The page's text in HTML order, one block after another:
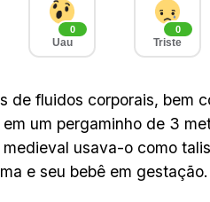
0
Uau
0
Triste
de fluidos corporais, bem
um pergaminho de 3
usava-o como
e seu bebê em gestação.